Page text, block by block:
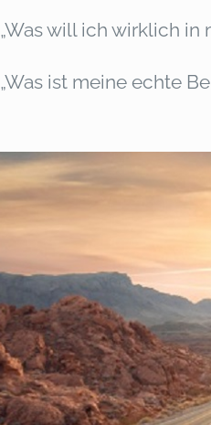
„Was will ich wirklich in
„Was ist meine echte